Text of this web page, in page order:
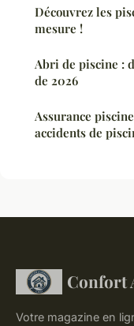
Découvrez les
mesure !
Abri de piscine :
de 2026
Assurance
accidents de
Confort
Votre magazine en